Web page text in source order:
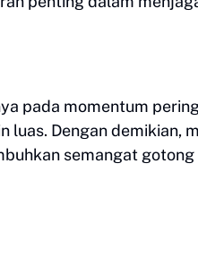
pada momentum
luas. Dengan demikian,
semangat